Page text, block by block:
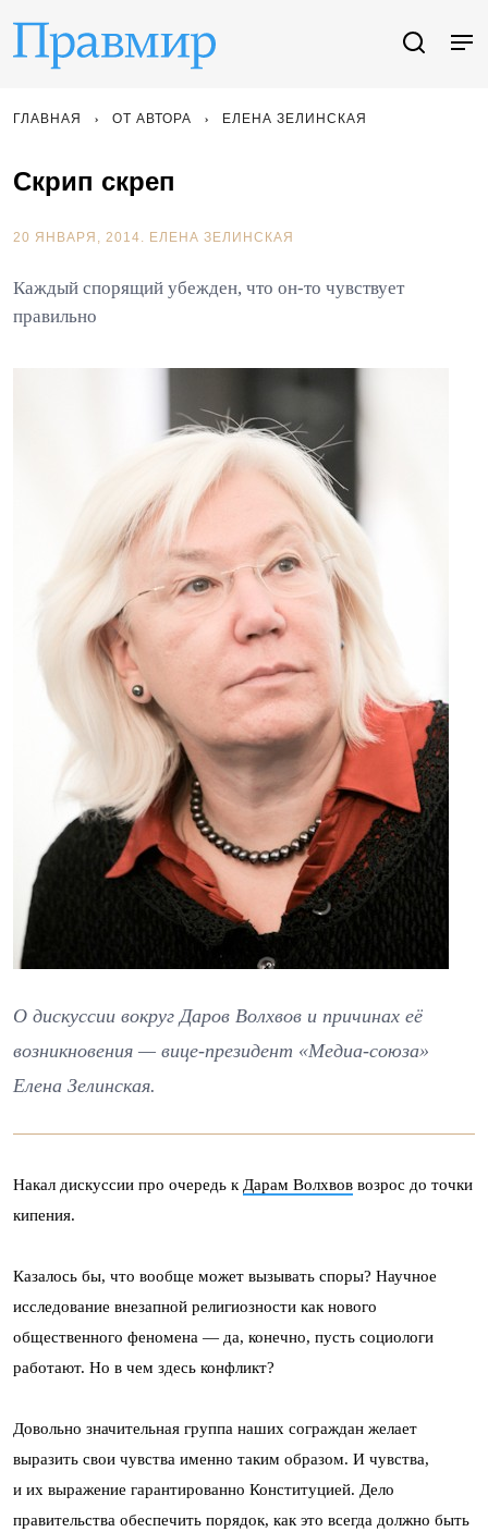
ГЛАВНАЯ ОТ АВТОРА ЕЛЕНА ЗЕЛИНСКАЯ
Скрип скреп
20 ЯНВАРЯ, 2014. ЕЛЕНА ЗЕЛИНСКАЯ
Каждый спорящий убежден, что он-то чувствует
правильно
О дискуссии вокруг Даров Волхвов и причинах её
возникновения — вице-президент «Медиа-союза»
Елена Зелинская.
Накал дискуссии про очередь к Дарам Волхвов возрос до точки
кипения.
Казалось бы, что вообще может вызывать споры? Научное
исследование внезапной религиозности как нового
общественного феномена — да, конечно, пусть социологи
работают. Но в чем здесь конфликт?
Довольно значительная группа наших сограждан желает
выразить свои чувства именно таким образом. И чувства,
и их выражение гарантированно Конституцией. Дело
правительства обеспечить порядок, как это всегда должно быть